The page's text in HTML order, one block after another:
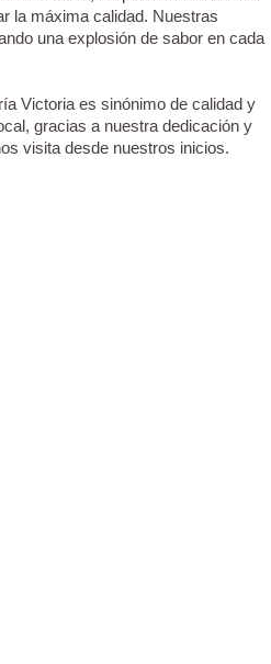
la máxima calidad. Nuestras
una explosión de sabor en cada
Victoria es sinónimo de calidad y
gracias a nuestra dedicación y
visita desde nuestros inicios.